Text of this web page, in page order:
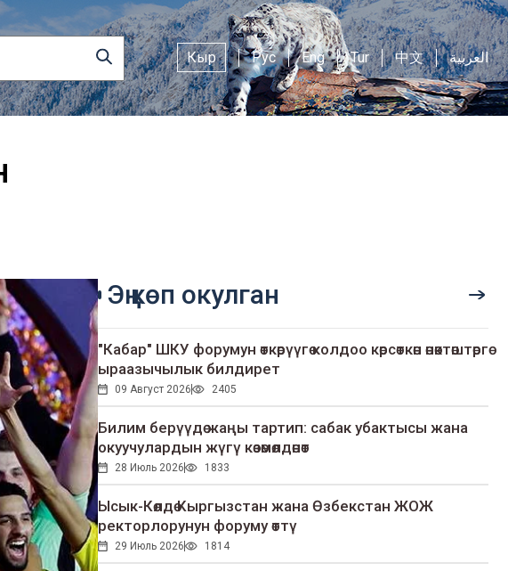
Кыр Рус Eng Tur 中文 العربية
Эң көп окулган
"Кабар" ШКУ форумун өткөрүүгө колдоо көрсөткөн өнөктөштөргө
ыраазычылык билдирет
09 Август 2026 2405
Билим берүүдө жаңы тартип: сабак убактысы жана
окуучулардын жүгү көзөмөлдөнөт
28 Июль 2026 1833
Ысык-Көлдө Кыргызстан жана Өзбекстан ЖОЖ
ректорлорунун форуму өттү
29 Июль 2026 1814